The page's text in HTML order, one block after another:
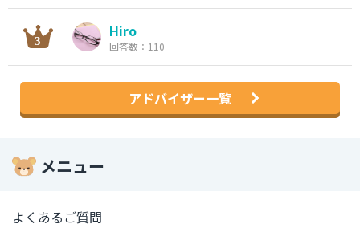
Hiro
回答数：110
アドバイザー一覧
メニュー
よくあるご質問